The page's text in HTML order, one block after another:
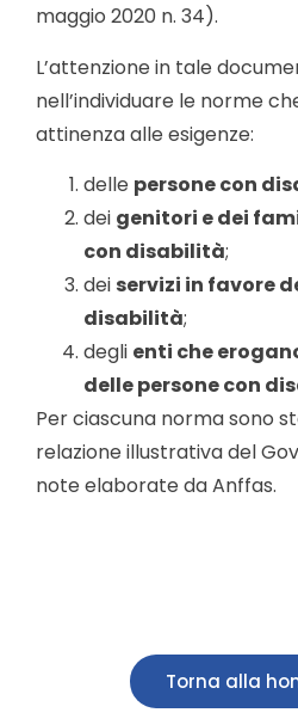
maggio 2020 n. 34).
L’attenzione in tale
nell’individuare le norme
attinenza alle esigenze:
delle persone con
dei genitori e dei
con disabilità;
dei servizi in favore
disabilità;
degli enti che
delle persone con
Per ciascuna norma sono
relazione illustrativa del
note elaborate da Anffas.
Torna alla